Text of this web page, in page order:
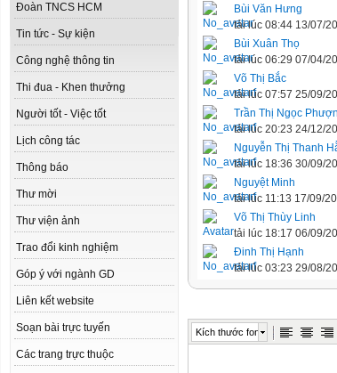
Đoàn TNCS HCM
Tin tức - Sự kiện
Công nghệ thông tin
Thi đua - Khen thưởng
Người tốt - Việc tốt
Lịch công tác
Thông báo
Thư mời
Thư viện ảnh
Trao đổi kinh nghiệm
Góp ý với ngành GD
Liên kết website
Soạn bài trực tuyến
Các trang trực thuộc
Bùi Văn Hưng
tải lúc 08:44 13/07/
Bùi Xuân Thọ
tải lúc 06:29 07/04/
Võ Thị Bắc
tải lúc 07:57 25/09/
Trần Thị Ngọc
tải lúc 20:23 24/12/
Nguyễn Thị Thanh
tải lúc 18:36 30/09/
Nguyệt Minh
tải lúc 11:13 17/09/
Võ Thị Thùy Linh
tải lúc 18:17 06/09/
Đinh Thị Hạnh
tải lúc 03:23 29/08/
Kích thước font